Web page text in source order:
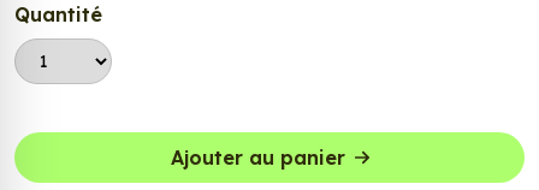
Quantité
Ajouter au panier